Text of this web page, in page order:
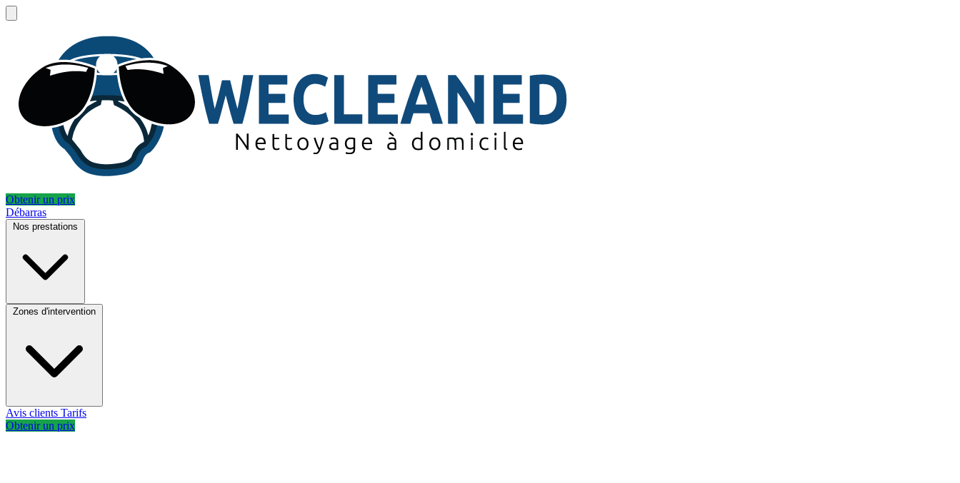
Obtenir un prix
Débarras
Nos prestations
Zones d'intervention
Avis clients Tarifs
Obtenir un prix